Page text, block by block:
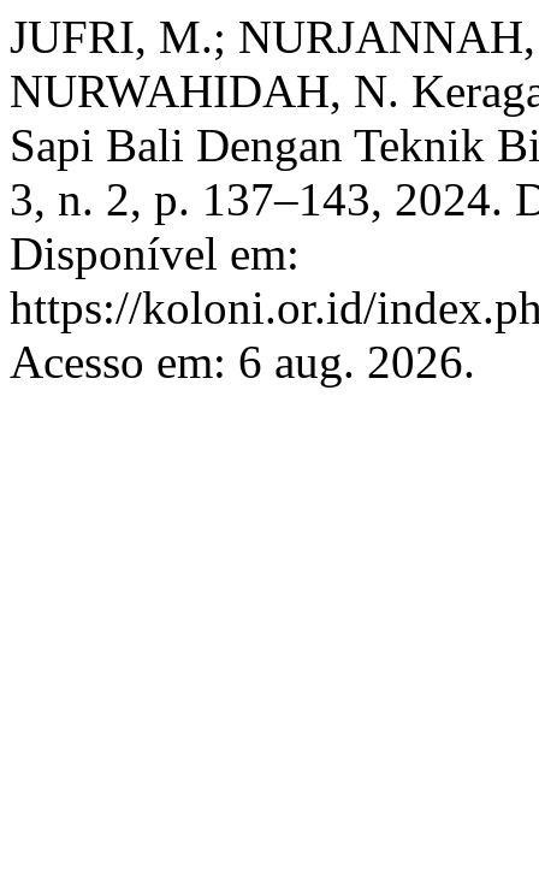
JUFRI, M.;
NURWAHIDAH, N.
Sapi Bali Dengan Teknik
3, n. 2, p. 137–143, 2024.
Disponível em:
https://koloni.or.id/
Acesso em: 6 aug. 2026.